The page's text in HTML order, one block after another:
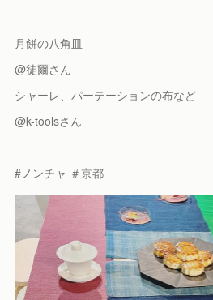
月餅の八角皿
@徒爾さん
シャーレ、パーテーションの布など
@k-toolsさん
#ノンチャ ＃京都